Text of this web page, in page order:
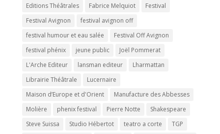
Editions Théâtrales Fabrice Melquiot
Festival
Festival Avignon
festival avignon off
festival humour et eau salée
Festival Off Avignon
festival phénix
jeune public
Joël Pommerat
L'Arche Editeur
lansman editeur
Lharmattan
Librairie Théâtrale
Lucernaire
Maison d’Europe et d'Orient
Manufacture des Abbesses
Molière
phenix festival Pierre Notte
Shakespeare
Steve Suissa
Studio Hébertot teatro a corte
TGP